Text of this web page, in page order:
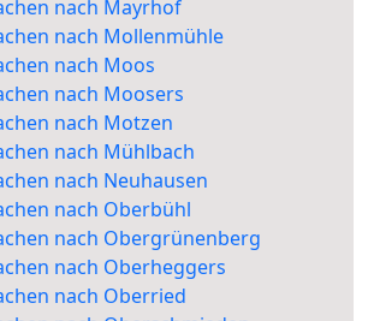
nach Mayrhof
nach Mollenmühle
nach Moos
nach Moosers
nach Motzen
nach Mühlbach
nach Neuhausen
nach Oberbühl
nach Obergrünenberg
nach Oberheggers
nach Oberried